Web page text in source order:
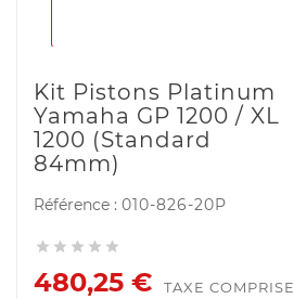
Kit Pistons Platinum
Yamaha GP 1200 / XL
1200 (Standard
84mm)
Référence : 010-826-20P
    
480,25 € TAXE COMPRISE